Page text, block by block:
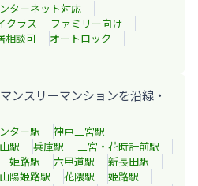
ターネット対応
クラス
ファミリー向け
相談可
オートロック
ンスリーマンションを沿線・
ター駅 神戸三宮駅
駅 兵庫駅 三宮・花時計前駅
姫路駅 六甲道駅 新長田駅
山陽姫路駅 花隈駅 姫路駅